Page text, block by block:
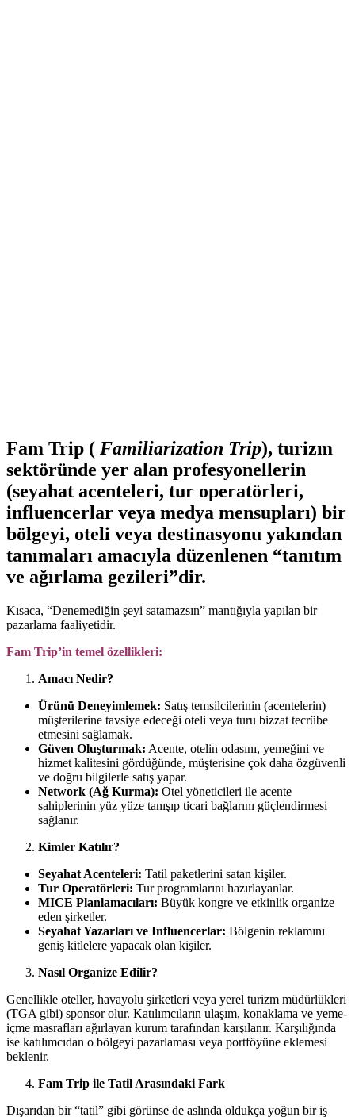
Fam Trip ( Familiarization Trip), turizm
sektöründe yer alan profesyonellerin
(seyahat acenteleri, tur operatörleri,
influencerlar veya medya mensupları) bir
bölgeyi, oteli veya destinasyonu yakından
tanımaları amacıyla düzenlenen “tanıtım
ve ağırlama gezileri”dir.
Kısaca, “Denemediğin şeyi satamazsın” mantığıyla yapılan bir
pazarlama faaliyetidir.
Fam Trip’in temel özellikleri:
Amacı Nedir?
Ürünü Deneyimlemek: Satış temsilcilerinin (acentelerin)
müşterilerine tavsiye edeceği oteli veya turu bizzat tecrübe
etmesini sağlamak.
Güven Oluşturmak: Acente, otelin odasını, yemeğini ve
hizmet kalitesini gördüğünde, müşterisine çok daha özgüvenli
ve doğru bilgilerle satış yapar.
Network (Ağ Kurma): Otel yöneticileri ile acente
sahiplerinin yüz yüze tanışıp ticari bağlarını güçlendirmesi
sağlanır.
Kimler Katılır?
Seyahat Acenteleri: Tatil paketlerini satan kişiler.
Tur Operatörleri: Tur programlarını hazırlayanlar.
MICE Planlamacıları: Büyük kongre ve etkinlik organize
eden şirketler.
Seyahat Yazarları ve Influencerlar: Bölgenin reklamını
geniş kitlelere yapacak olan kişiler.
Nasıl Organize Edilir?
Genellikle oteller, havayolu şirketleri veya yerel turizm müdürlükleri
(TGA gibi) sponsor olur. Katılımcıların ulaşım, konaklama ve yeme-
içme masrafları ağırlayan kurum tarafından karşılanır. Karşılığında
ise katılımcıdan o bölgeyi pazarlaması veya portföyüne eklemesi
beklenir.
Fam Trip ile Tatil Arasındaki Fark
Dışarıdan bir “tatil” gibi görünse de aslında oldukça yoğun bir iş